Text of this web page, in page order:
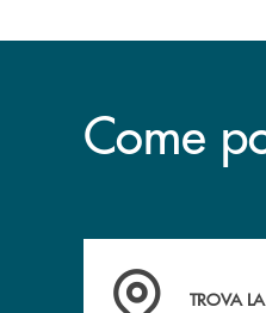
Come
Accedi all'
TROVA